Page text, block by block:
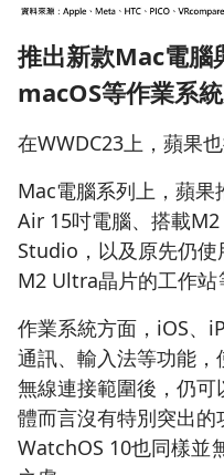
推出新款Mac電腦
macOS等作業系
在WWDC23上，蘋果
Mac電腦系列上，蘋
Air 15吋電腦、搭載
Studio，以及原先仍
M2 Ultra晶片的工作站
作業系統方面，iOS、
通訊、輸入法等功能
無線連接範圍後，仍
體而言沒有特別突出
WatchOS 10也同樣並